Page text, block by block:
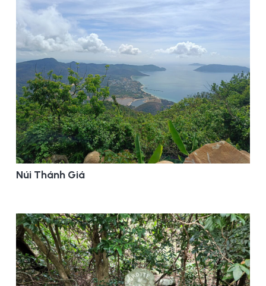
Núi Thánh Giá